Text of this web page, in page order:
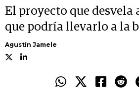
El proyecto que desvela
que podría llevarlo a la
Agustín Jamele